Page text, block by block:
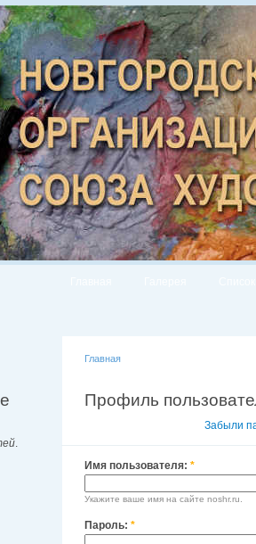
.
Главная
Профиль
Забыли
Имя пользователя: *
Укажите ваше имя на сайте noshr.ru.
Пароль: *